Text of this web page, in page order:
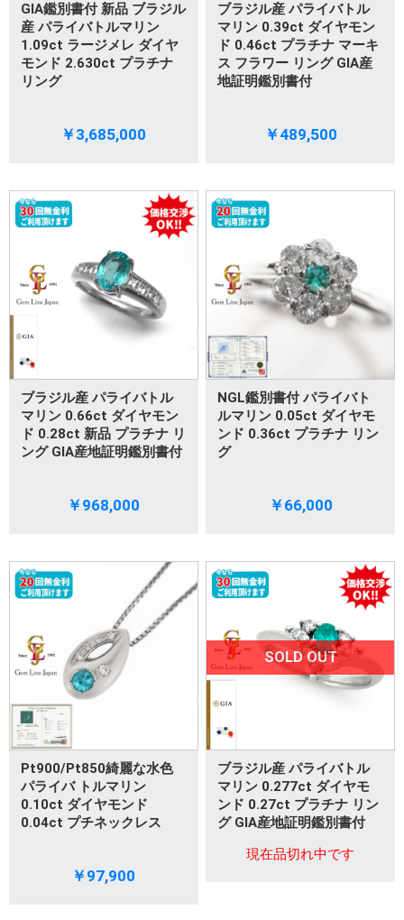
GIA鑑別書付 新品 ブラジル
産 パライバトルマリン
1.09ct ラージメレ ダイヤ
モンド 2.630ct プラチナ
リング
￥3,685,000
ブラジル産 パライバトル
マリン 0.39ct ダイヤモン
ド 0.46ct プラチナ マーキ
ス フラワー リング GIA産
地証明鑑別書付
￥489,500
ブラジル産 パライバトル
マリン 0.66ct ダイヤモン
ド 0.28ct 新品 プラチナ リ
ング GIA産地証明鑑別書付
￥968,000
NGL鑑別書付 パライバト
ルマリン 0.05ct ダイヤモ
ンド 0.36ct プラチナ リン
グ
￥66,000
Pt900/Pt850綺麗な水色
パライバ トルマリン
0.10ct ダイヤモンド
0.04ct プチネックレス
￥97,900
SOLD OUT
ブラジル産 パライバトル
マリン 0.277ct ダイヤモ
ンド 0.27ct プラチナ リン
グ GIA産地証明鑑別書付
現在品切れ中です